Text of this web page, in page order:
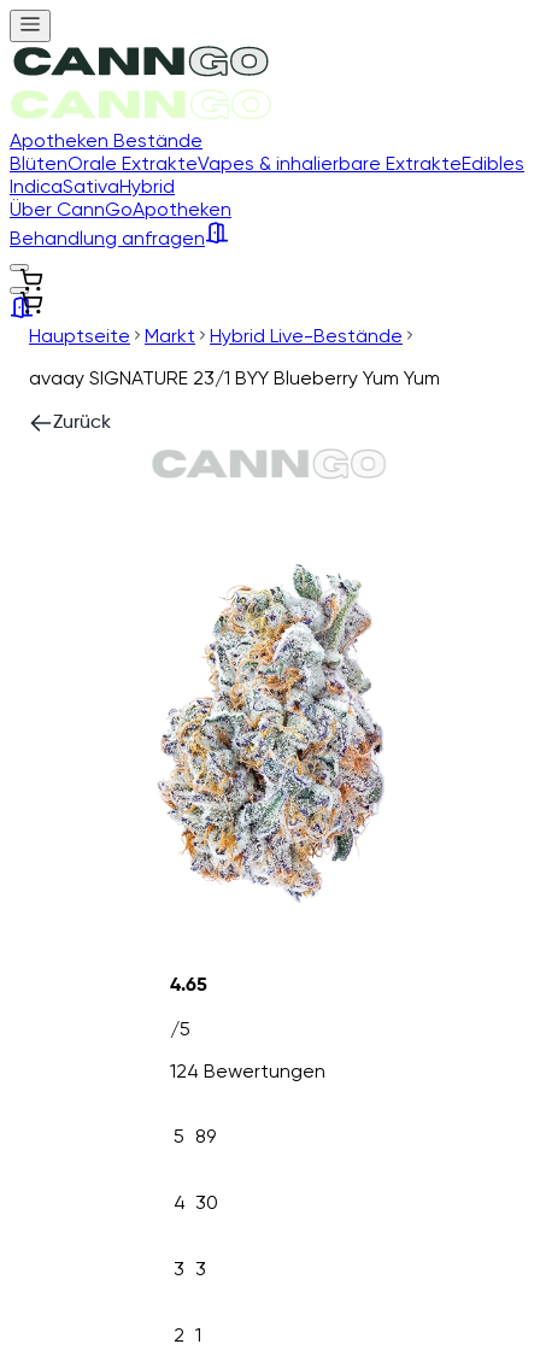
Apotheken Bestände
BlütenOrale ExtrakteVapes & inhalierbare ExtrakteEdibles
IndicaSativaHybrid
Über CannGoApotheken
Behandlung anfragen
Hauptseite Markt
Hybrid Live-Bestände
avaay SIGNATURE 23/1 BYY Blueberry Yum Yum
Zurück
4.65
/5
124 Bewertungen
5 89
4 30
3 3
2 1